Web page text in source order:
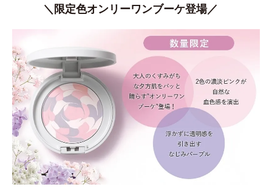
＼限定色オンリーワンブーケ登場／